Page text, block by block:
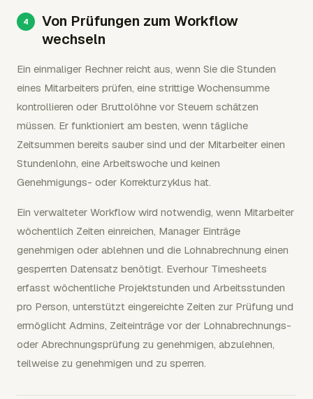
Von Prüfungen zum Workflow
wechseln
Ein einmaliger Rechner reicht aus, wenn Sie die Stunden
eines Mitarbeiters prüfen, eine strittige Wochensumme
kontrollieren oder Bruttolöhne vor Steuern schätzen
müssen. Er funktioniert am besten, wenn tägliche
Zeitsummen bereits sauber sind und der Mitarbeiter einen
Stundenlohn, eine Arbeitswoche und keinen
Genehmigungs- oder Korrekturzyklus hat.
Ein verwalteter Workflow wird notwendig, wenn Mitarbeiter
wöchentlich Zeiten einreichen, Manager Einträge
genehmigen oder ablehnen und die Lohnabrechnung einen
gesperrten Datensatz benötigt. Everhour Timesheets
erfasst wöchentliche Projektstunden und Arbeitsstunden
pro Person, unterstützt eingereichte Zeiten zur Prüfung und
ermöglicht Admins, Zeiteinträge vor der Lohnabrechnungs-
oder Abrechnungsprüfung zu genehmigen, abzulehnen,
teilweise zu genehmigen und zu sperren.